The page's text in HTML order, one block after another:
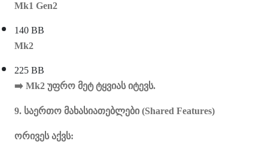
Mk1 Gen2
140 BB
Mk2
225 BB
➡ ️ Mk2 უფრო მეტ ტყვიას იტევს.
9. საერთო მახასიათებლები (Shared Features)
ორივეს აქვს: